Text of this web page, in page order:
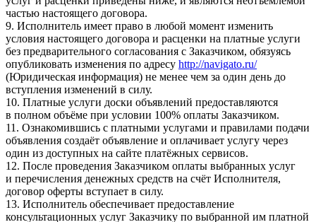
частью настоящего договора.
9. Исполнитель имеет право в любой момент изменить
условия настоящего договора и расценки на платные услуги
без предварительного согласования с Заказчиком, обязуясь
опубликовать изменения по адресу http://navigato.ru/
(Юридическая информация) не менее чем за один день до
вступления изменений в силу.
10. Платные услуги доски объявлений предоставляются
в полном объёме при условии 100% оплаты Заказчиком.
11. Ознакомившись с платными услугами и правилами подачи
объявления создаёт объявление и оплачивает услугу через
один из доступных на сайте платёжных сервисов.
12. После проведения Заказчиком оплаты выбранных услуг
и перечисления денежных средств на счёт Исполнителя,
договор оферты вступает в силу.
13. Исполнитель обеспечивает предоставление
консультационных услуг Заказчику по выбранной им платной